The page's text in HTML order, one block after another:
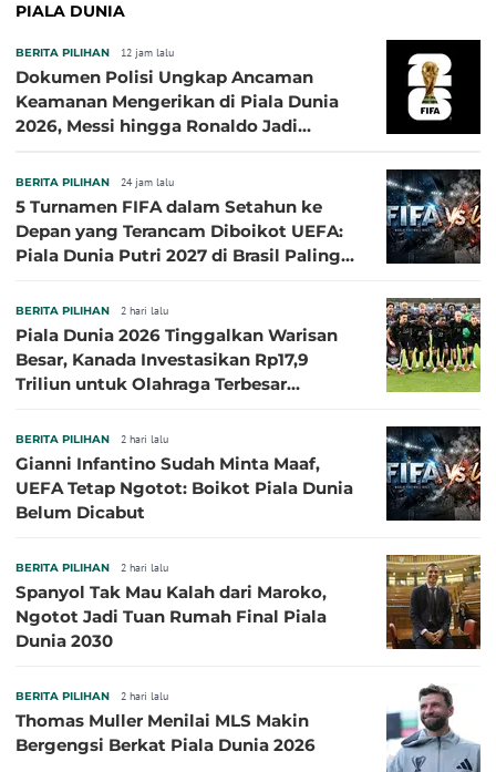
PIALA DUNIA
BERITA PILIHAN 12 jam lalu
Dokumen Polisi Ungkap Ancaman
Keamanan Mengerikan di Piala Dunia
2026, Messi hingga Ronaldo Jadi
BERITA PILIHAN 24 jam lalu
5 Turnamen FIFA dalam Setahun ke
Depan yang Terancam Diboikot UEFA:
Piala Dunia Putri 2027 di Brasil Paling
BERITA PILIHAN 2 hari lalu
Piala Dunia 2026 Tinggalkan Warisan
Besar, Kanada Investasikan Rp17,9
Triliun untuk Olahraga Terbesar
BERITA PILIHAN 2 hari lalu
Gianni Infantino Sudah Minta Maaf,
UEFA Tetap Ngotot: Boikot Piala Dunia
Belum Dicabut
BERITA PILIHAN 2 hari lalu
Spanyol Tak Mau Kalah dari Maroko,
Ngotot Jadi Tuan Rumah Final Piala
Dunia 2030
BERITA PILIHAN 2 hari lalu
Thomas Muller Menilai MLS Makin
Bergengsi Berkat Piala Dunia 2026